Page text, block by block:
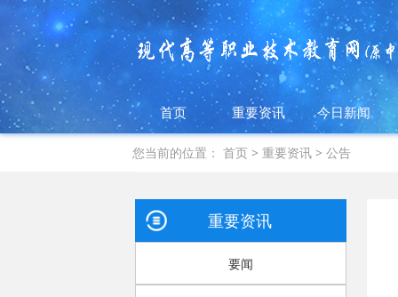
首页 重要资讯 今日新闻
您当前的位置：首页 >重要资讯 >公告
重要资讯
要闻